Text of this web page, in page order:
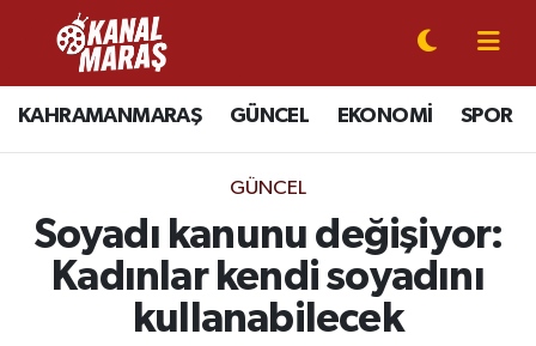
KAHRAMANMARAŞ GÜNCEL EKONOMİ SPOR
GÜNCEL
Soyadı kanunu değişiyor:
Kadınlar kendi soyadını
kullanabilecek
CANLI YAYIN
KAHRAMANMARAŞ
SPOR
SİYASET
Kahramanmaraş Nöbetçi Eczaneler
Kahramanmaraş Hava Durumu
Kahramanmaraş Trafik Yoğunluk Haritası
Süper Lig Puan Durumu ve Fikstür